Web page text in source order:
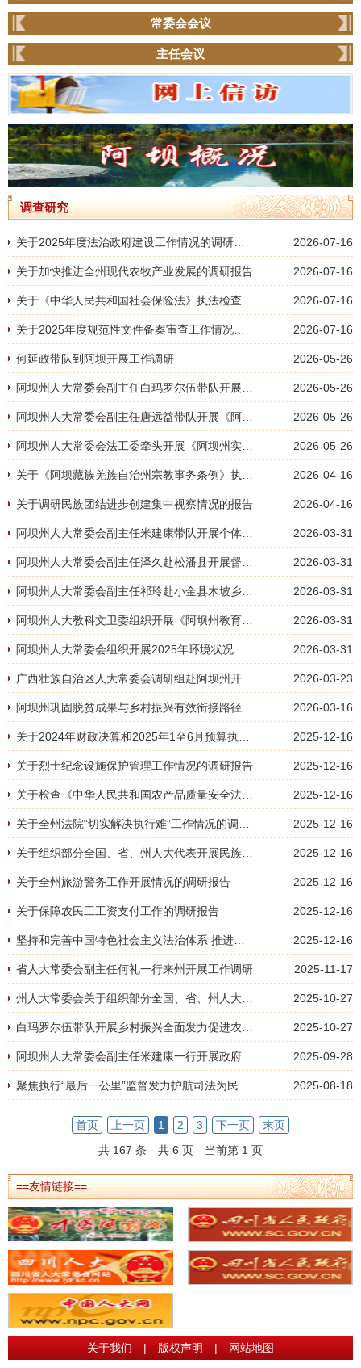
常委会会议
主任会议
调查研究
2026-07-16
关于加快推进全州现代农牧产业发展的调研报告 2026-07-16
2026-07-16
2026-07-16
何延政带队到阿坝开展工作调研 2026-05-26
2026-05-26
2026-05-26
2026-05-26
2026-04-16
关于调研民族团结进步创建集中视察情况的报告 2026-04-16
2026-03-31
2026-03-31
2026-03-31
2026-03-31
2026-03-31
2026-03-23
2026-03-16
2025-12-16
关于烈士纪念设施保护管理工作情况的调研报告 2025-12-16
2025-12-16
2025-12-16
2025-12-16
关于全州旅游警务工作开展情况的调研报告 2025-12-16
关于保障农民工工资支付工作的调研报告 2025-12-16
2025-12-16
省人大常委会副主任何礼一行来州开展工作调研 2025-11-17
2025-10-27
2025-10-27
2025-09-28
聚焦执行“最后一公里”监督发力护航司法为民 2025-08-18
首页 上一页 1 2 3 下一页
末页
共 167 条
共 6 页 当前第 1 页
==友情链接==
关于我们 | 版权声明 | 网站地图